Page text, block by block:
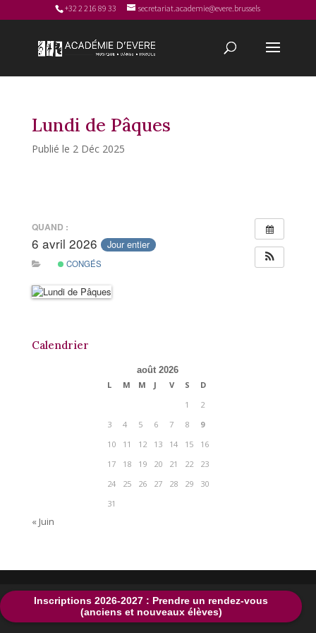
Inscriptions 2026-2027 : Prendre un rendez-vous
(anciens et nouveaux élèves)
+32 2 216 89 33 secretariat.academie@evere.brussels
Lundi de Pâques
2 Déc 2025
QUAND :
6 avril 2026 Jour entier
CONGÉS
Calendrier
août 2026
L
M M J V S
D
1
2
3
4 5 6 7 8
9
10
11 12 13 14 15
16
17
18 19 20 21 22
23
24
25 26 27 28 29
30
31
« Juin